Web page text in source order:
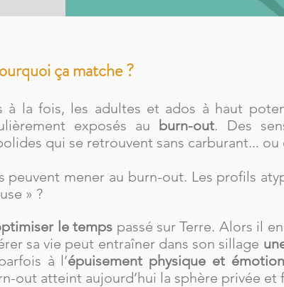
ça matche ?
à la fois, les adultes et ados à haut
exposés au
burn-out. Des
qui se retrouvent sans carburant... ou
peuvent mener au burn-out. Les profils
» ?
le temps passé sur Terre. Alors il
sa vie peut entraîner dans son sillage
à l’épuisement physique et
out atteint aujourd’hui la sphère privée et